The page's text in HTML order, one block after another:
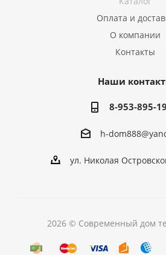
Оплата и
О компании
Контакты
Наши
8-953-895-
h-
ул. Николая
2026 © Современный дом